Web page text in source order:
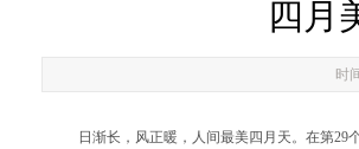
四月
时
日渐长，风正暖，人间最美四月天。在第29